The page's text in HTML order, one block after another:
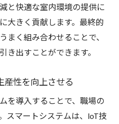
と快適な室内環境の提供に
大きく貢献します。最終的
まく組み合わせることで、
出すことができます。
産性を向上させる
を導入することで、職場の
スマートシステムは、IoT技